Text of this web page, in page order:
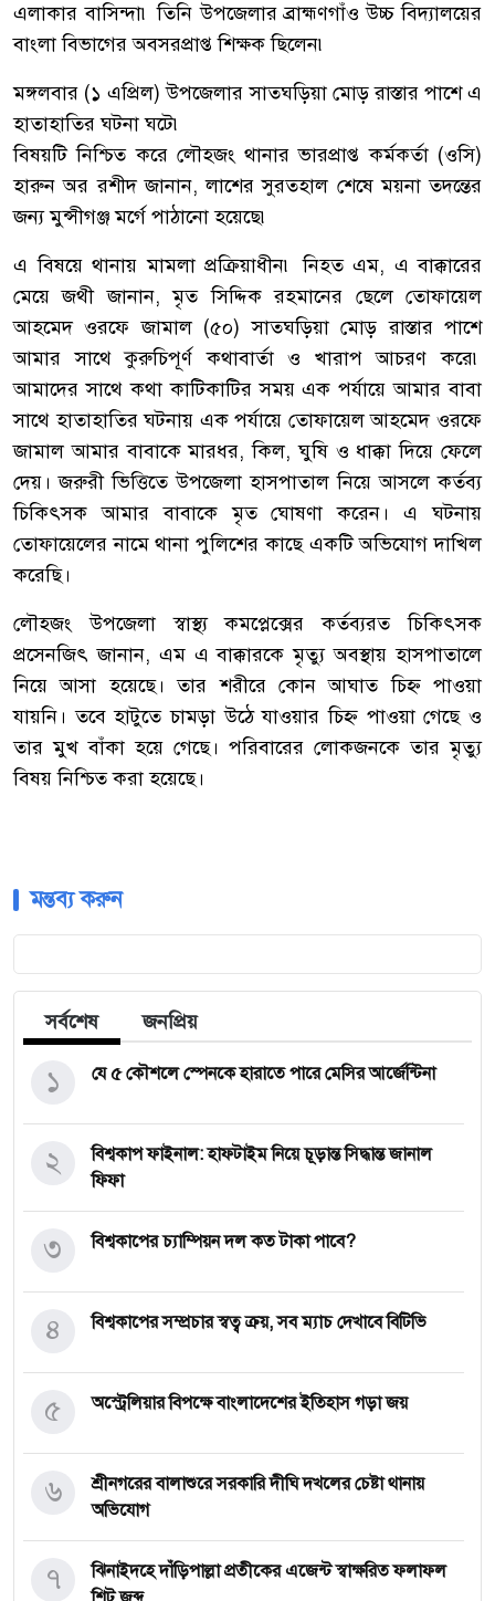
এলাকার বাসিন্দা৷ তিনি উপজেলার ব্রাহ্মণগাঁও উচ্চ বিদ্যালয়ের
বাংলা বিভাগের অবসরপ্রাপ্ত শিক্ষক ছিলেন৷
মঙ্গলবার (১ এপ্রিল) উপজেলার সাতঘড়িয়া মোড় রাস্তার পাশে এ
হাতাহাতির ঘটনা ঘটে৷
বিষয়টি নিশ্চিত করে লৌহজং থানার ভারপ্রাপ্ত কর্মকর্তা (ওসি)
হারুন অর রশীদ জানান, লাশের সুরতহাল শেষে ময়না তদন্তের
জন্য মুন্সীগঞ্জ মর্গে পাঠানো হয়েছে৷
এ বিষয়ে থানায় মামলা প্রক্রিয়াধীন৷ নিহত এম, এ বাক্কারের
মেয়ে জথী জানান, মৃত সিদ্দিক রহমানের ছেলে তোফায়েল
আহমেদ ওরফে জামাল (৫০) সাতঘড়িয়া মোড় রাস্তার পাশে
আমার সাথে কুরুচিপূর্ণ কথাবার্তা ও খারাপ আচরণ করে৷
আমাদের সাথে কথা কাটিকাটির সময় এক পর্যায়ে আমার বাবা
সাথে হাতাহাতির ঘটনায় এক পর্যায়ে তোফায়েল আহমেদ ওরফে
জামাল আমার বাবাকে মারধর, কিল, ঘুষি ও ধাক্কা দিয়ে ফেলে
দেয়। জরুরী ভিত্তিতে উপজেলা হাসপাতাল নিয়ে আসলে কর্তব্য
চিকিৎসক আমার বাবাকে মৃত ঘোষণা করেন। এ ঘটনায়
তোফায়েলের নামে থানা পুলিশের কাছে একটি অভিযোগ দাখিল
করেছি।
লৌহজং উপজেলা স্বাস্থ্য কমপ্লেক্সের কর্তব্যরত চিকিৎসক
প্রসেনজিৎ জানান, এম এ বাক্কারকে মৃত্যু অবস্থায় হাসপাতালে
নিয়ে আসা হয়েছে। তার শরীরে কোন আঘাত চিহ্ন পাওয়া
যায়নি। তবে হাটুতে চামড়া উঠে যাওয়ার চিহ্ন পাওয়া গেছে ও
তার মুখ বাঁকা হয়ে গেছে। পরিবারের লোকজনকে তার মৃত্যু
বিষয় নিশ্চিত করা হয়েছে।
মন্তব্য করুন
সর্বশেষ জনপ্রিয়
যে ৫ কৌশলে স্পেনকে হারাতে পারে মেসির আর্জেন্টিনা
১
বিশ্বকাপ ফাইনাল: হাফটাইম নিয়ে চূড়ান্ত সিদ্ধান্ত জানাল
ফিফা
২
বিশ্বকাপের চ্যাম্পিয়ন দল কত টাকা পাবে?
৩
বিশ্বকাপের সম্প্রচার স্বত্ব ক্রয়, সব ম্যাচ দেখাবে বিটিভি
৪
অস্ট্রেলিয়ার বিপক্ষে বাংলাদেশের ইতিহাস গড়া জয়
৫
শ্রীনগরের বালাশুরে সরকারি দীঘি দখলের চেষ্টা থানায়
অভিযোগ
৬
ঝিনাইদহে দাঁড়িপাল্লা প্রতীকের এজেন্ট স্বাক্ষরিত ফলাফল
৭